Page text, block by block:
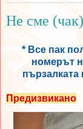
Не сме
* Все пак
номерът
пързалката
Предизвикано